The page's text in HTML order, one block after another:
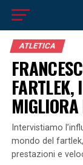
ATLETICA
FARTLEK,
Intervistiamo
mondo del
prestazioni e